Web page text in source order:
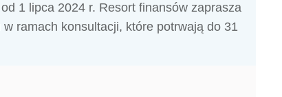
1 lipca 2024 r. Resort finansów zaprasza
ramach konsultacji, które potrwają do 31